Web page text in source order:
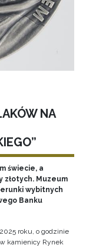
NA
świecie, a
Muzeum
wybitnych
Banku
roku, o godzinie
kamienicy Rynek